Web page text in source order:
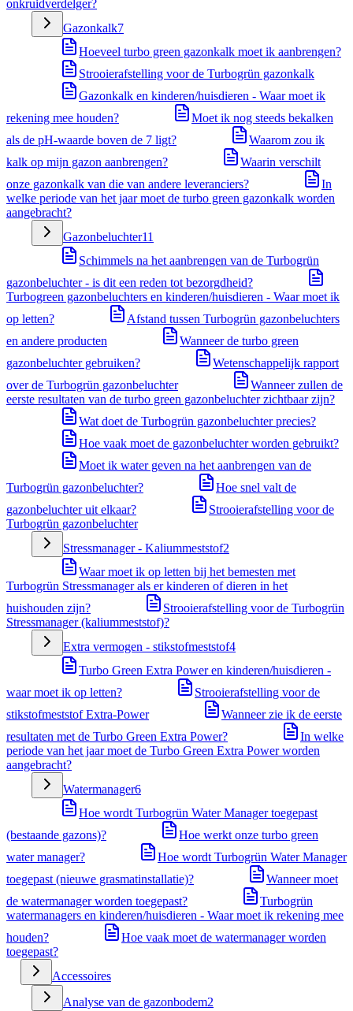
onkruidverdelger?
Gazonkalk7
Hoeveel turbo green gazonkalk moet ik aanbrengen?
Strooierafstelling voor de Turbogrün gazonkalk
Gazonkalk en kinderen/huisdieren - Waar moet ik
rekening mee houden?
Moet ik nog steeds bekalken
als de pH-waarde boven de 7 ligt?
Waarom zou ik
kalk op mijn gazon aanbrengen?
Waarin verschilt
onze gazonkalk van die van andere leveranciers?
In
welke periode van het jaar moet de turbo green gazonkalk worden
aangebracht?
Gazonbeluchter11
Schimmels na het aanbrengen van de Turbogrün
gazonbeluchter - is dit een reden tot bezorgdheid?
Turbogreen gazonbeluchters en kinderen/huisdieren - Waar moet ik
op letten?
Afstand tussen Turbogrün gazonbeluchters
en andere producten
Wanneer de turbo green
gazonbeluchter gebruiken?
Wetenschappelijk rapport
over de Turbogrün gazonbeluchter
Wanneer zullen de
eerste resultaten van de turbo green gazonbeluchter zichtbaar zijn?
Wat doet de Turbogrün gazonbeluchter precies?
Hoe vaak moet de gazonbeluchter worden gebruikt?
Moet ik water geven na het aanbrengen van de
Turbogrün gazonbeluchter?
Hoe snel valt de
gazonbeluchter uit elkaar?
Strooierafstelling voor de
Turbogrün gazonbeluchter
Stressmanager - Kaliummeststof2
Waar moet ik op letten bij het bemesten met
Turbogrün Stressmanager als er kinderen of dieren in het
huishouden zijn?
Strooierafstelling voor de Turbogrün
Stressmanager (kaliummeststof)?
Extra vermogen - stikstofmeststof4
Turbo Green Extra Power en kinderen/huisdieren -
waar moet ik op letten?
Strooierafstelling voor de
stikstofmeststof Extra-Power
Wanneer zie ik de eerste
resultaten met de Turbo Green Extra Power?
In welke
periode van het jaar moet de Turbo Green Extra Power worden
aangebracht?
Watermanager6
Hoe wordt Turbogrün Water Manager toegepast
(bestaande gazons)?
Hoe werkt onze turbo green
water manager?
Hoe wordt Turbogrün Water Manager
toegepast (nieuwe grasmatinstallatie)?
Wanneer moet
de watermanager worden toegepast?
Turbogrün
watermanagers en kinderen/huisdieren - Waar moet ik rekening mee
houden?
Hoe vaak moet de watermanager worden
toegepast?
Accessoires
Analyse van de gazonbodem2